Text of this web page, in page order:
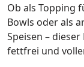
Ob als Topping
Bowls oder als
Speisen –
fettfrei und